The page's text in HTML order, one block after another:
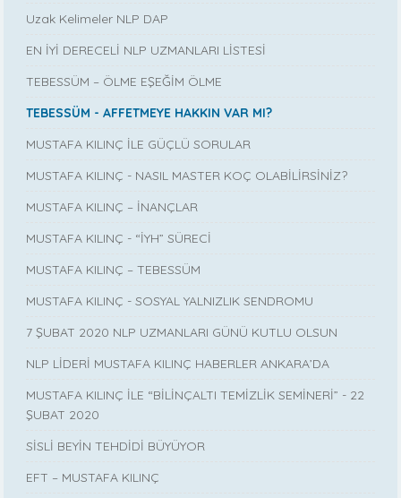
Uzak Kelimeler NLP DAP
EN İYİ DERECELİ NLP UZMANLARI LİSTESİ
TEBESSÜM – ÖLME EŞEĞİM ÖLME
TEBESSÜM - AFFETMEYE HAKKIN VAR MI?
MUSTAFA KILINÇ İLE GÜÇLÜ SORULAR
MUSTAFA KILINÇ - NASIL MASTER KOÇ OLABİLİRSİNİZ?
MUSTAFA KILINÇ – İNANÇLAR
MUSTAFA KILINÇ - “İYH” SÜRECİ
MUSTAFA KILINÇ – TEBESSÜM
MUSTAFA KILINÇ - SOSYAL YALNIZLIK SENDROMU
7 ŞUBAT 2020 NLP UZMANLARI GÜNÜ KUTLU OLSUN
NLP LİDERİ MUSTAFA KILINÇ HABERLER ANKARA’DA
MUSTAFA KILINÇ İLE “BİLİNÇALTI TEMİZLİK SEMİNERİ” - 22
ŞUBAT 2020
SİSLİ BEYİN TEHDİDİ BÜYÜYOR
EFT – MUSTAFA KILINÇ